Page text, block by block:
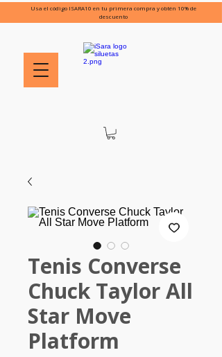
Usa el código ISARA10 en tu primera compra y obtén 10% de
descuento
Tenis Converse
Chuck Taylor All
Star Move
Platform